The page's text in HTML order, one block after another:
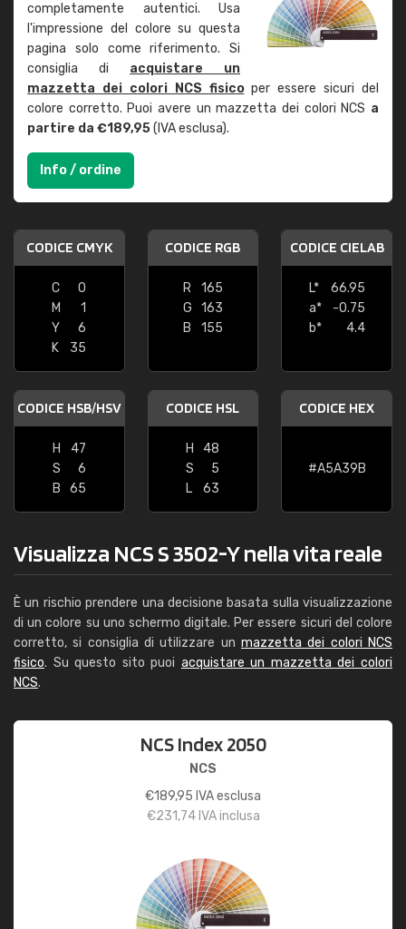
completamente autentici. Usa
l'impressione del colore su questa
pagina solo come riferimento. Si
consiglia di acquistare un
mazzetta dei colori NCS fisicoper essere sicuri del
colore corretto. Puoi avere un mazzetta dei colori NCS a
partire da €189,95(IVA esclusa).
Info / ordine
CODICE CMYK
C
0
M
1
Y
6
K
35
CODICE RGB
R
165
G
163
B
155
CODICE CIELAB
L*
66.95
a*
-0.75
b*
4.4
CODICE HSB/HSV
H
47
S
6
B
65
CODICE HSL
H
48
S
5
L
63
CODICE HEX
#A5A39B
Visualizza NCS S 3502-Y nella vita reale
È un rischio prendere una decisione basata sulla visualizzazione
di un colore su uno schermo digitale. Per essere sicuri del colore
corretto, si consiglia di utilizzare un mazzetta dei colori NCS
fisico. Su questo sito puoi acquistare un mazzetta dei colori
NCS.
NCS Index 2050
NCS
€189,95 IVA esclusa
€231,74IVA inclusa